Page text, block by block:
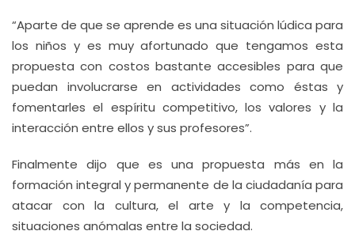
“Aparte de que se aprende es una situación lúdica para
los niños y es muy afortunado que tengamos esta
propuesta con costos bastante accesibles para que
puedan involucrarse en actividades como éstas y
fomentarles el espíritu competitivo, los valores y la
interacción entre ellos y sus profesores”.
Finalmente dijo que es una propuesta más en la
formación integral y permanente de la ciudadanía para
atacar con la cultura, el arte y la competencia,
situaciones anómalas entre la sociedad.